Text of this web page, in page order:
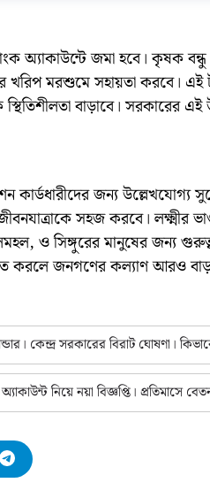
ব্যাংক অ্যাকাউন্টে জমা হবে।
মরশুমে সহায়তা করবে। এই
বাড়াবে। সরকারের
কার্ডধারীদের জন্য
সহজ করবে। লক্ষ্মীর
ও সিঙ্গুরের মানুষের জন্য
করলে জনগণের কল্যাণ আরও
কেন্দ্র সরকারের বিরাট ঘোষণা।
নিয়ে নয়া বিজ্ঞপ্তি। প্রতিমাসে